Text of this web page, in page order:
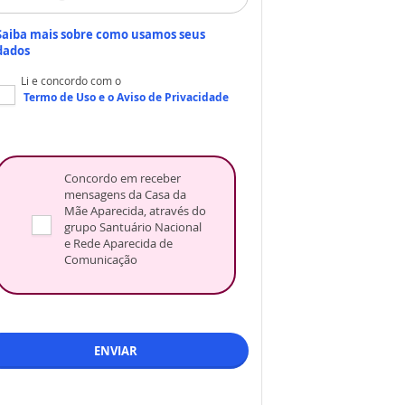
mais sobre como usamos seus
Li e concordo com o
Termo de Usoe oAviso de Privacidade
Concordo em receber
mensagens da Casa da
Mãe Aparecida, através do
grupo Santuário Nacional
e Rede Aparecida de
Comunicação
ENVIAR